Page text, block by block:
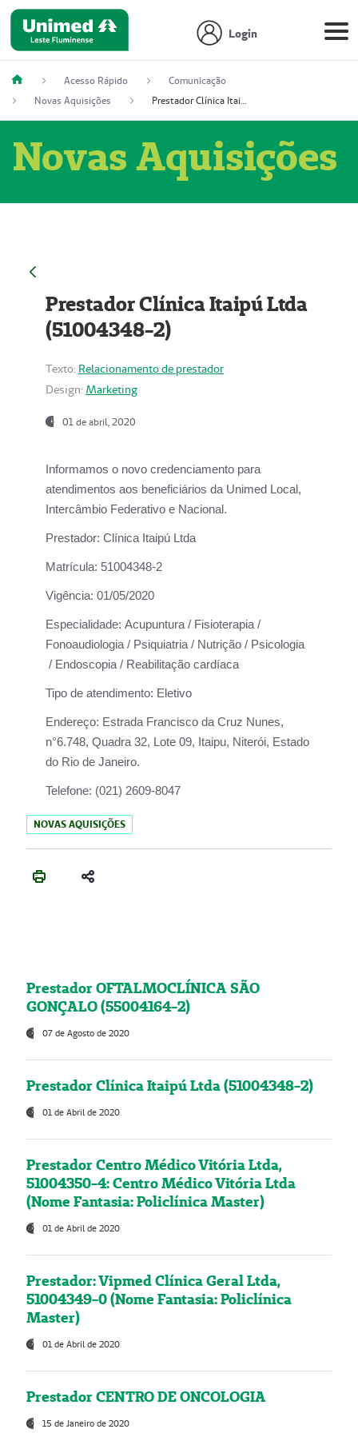
Login
Acesso Rápido
Comunicação
Novas Aquisições
Prestador Clínica Itaipú Ltda (51004348-2)
Novas Aquisições
Prestador Clínica Itaipú Ltda
(51004348-2)
Texto: Relacionamento de prestador
Design: Marketing
01 de abril, 2020
Informamos o novo credenciamento para
atendimentos aos beneficiários da Unimed Local,
Intercâmbio Federativo e Nacional.
Prestador: Clínica Itaipú Ltda
Matrícula: 51004348-2
Vigência: 01/05/2020
Especialidade: Acupuntura / Fisioterapia /
Fonoaudiologia / Psiquiatria / Nutrição / Psicologia
/ Endoscopia / Reabilitação cardíaca
Tipo de atendimento: Eletivo
Endereço: Estrada Francisco da Cruz Nunes,
n°6.748, Quadra 32, Lote 09, Itaipu, Niterói, Estado
do Rio de Janeiro.
Telefone: (021) 2609-8047
NOVAS AQUISIÇÕES
Prestador OFTALMOCLÍNICA SÃO
GONÇALO (55004164-2)
07 de Agosto de 2020
Prestador Clínica Itaipú Ltda (51004348-2)
01 de Abril de 2020
Prestador Centro Médico Vitória Ltda,
51004350-4: Centro Médico Vitória Ltda
(Nome Fantasia: Policlínica Master)
01 de Abril de 2020
Prestador: Vipmed Clínica Geral Ltda,
51004349-0 (Nome Fantasia: Policlínica
Master)
01 de Abril de 2020
Prestador CENTRO DE ONCOLOGIA
15 de Janeiro de 2020